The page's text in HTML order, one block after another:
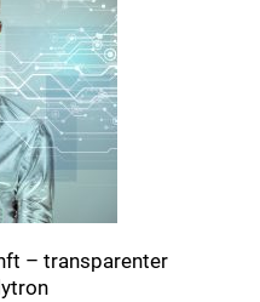
– transparenter